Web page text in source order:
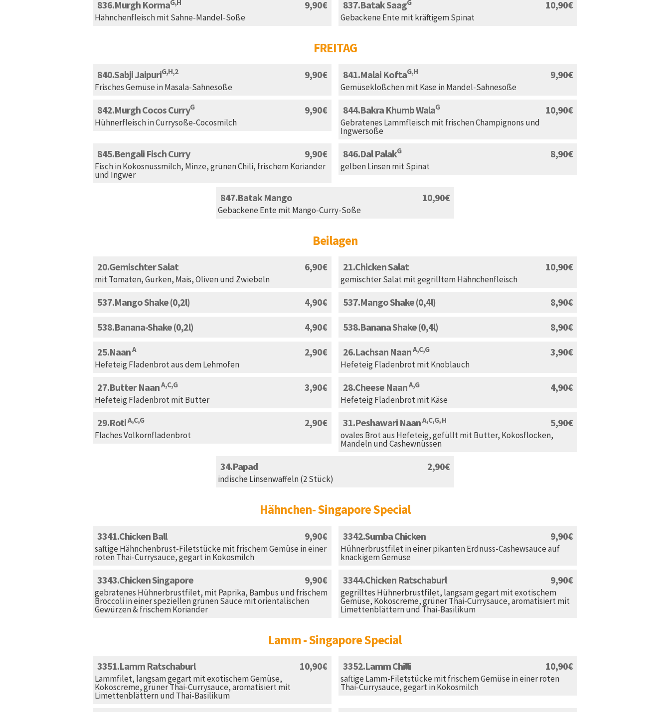
836 Murgh KormaG,H 9,90
Hähnchenfleisch mit Sahne-Mandel-Soße
837 Batak SaagG 10,90
Gebackene Ente mit kräftigem Spinat
FREITAG
840Sabji JaipuriG,H,2 9,90
Frisches Gemüse in Masala-Sahnesoße
841 Malai KoftaG,H 9,90
Gemüseklößchen mit Käse in Mandel-Sahnesoße
842 Murgh Cocos CurryG 9,90
Hühnerfleisch in Currysoße-Cocosmilch
844 Bakra Khumb WalaG 10,90
Gebratenes Lammfleisch mit frischen Champignons und
Ingwersoße
845 Bengali Fisch Curry 9,90
Fisch in Kokosnussmilch, Minze, grünen Chili, frischem Koriander
und Ingwer
846 Dal PalakG 8,90
gelben Linsen mit Spinat
847Batak Mango 10,90
Gebackene Ente mit Mango-Curry-Soße
Beilagen
20 Gemischter Salat 6,90
mit Tomaten, Gurken, Mais, Oliven und Zwiebeln
21 Chicken Salat 10,90
gemischter Salat mit gegrilltem Hähnchenfleisch
537 Mango Shake (0,2l) 4,90 537 Mango Shake (0,4l)
8,90
538 Banana-Shake (0,2l) 4,90 538 Banana Shake (0,4l)
8,90
25 NaanA 2,90
Hefeteig Fladenbrot aus dem Lehmofen
26 Lachsan NaanA,C,G 3,90
Hefeteig Fladenbrot mit Knoblauch
27 Butter NaanA,C,G 3,90
Hefeteig Fladenbrot mit Butter
28 Cheese NaanA,G 4,90
Hefeteig Fladenbrot mit Käse
29 RotiA,C,G 2,90
Flaches Volkornfladenbrot
31 Peshawari NaanA,C,G, H 5,90
ovales Brot aus Hefeteig, gefüllt mit Butter, Kokosflocken,
Mandeln und Cashewnüssen
34Papad 2,90
indische Linsenwaffeln (2 Stück)
Hähnchen- Singapore Special
3341 Chicken Ball 9,90
saftige Hähnchenbrust-Filetstücke mit frischem Gemüse in einer
roten Thai-Currysauce, gegart in Kokosmilch
3342Sumba Chicken 9,90
Hühnerbrustfilet in einer pikanten Erdnuss-Cashewsauce auf
knackigem Gemüse
3343 Chicken Singapore 9,90
gebratenes Hühnerbrustfilet, mit Paprika, Bambus und frischem
Broccoli in einer speziellen grünen Sauce mit orientalischen
Gewürzen & frischem Koriander
3344 Chicken Ratschaburl 9,90
gegrilltes Hühnerbrustfilet, langsam gegart mit exotischem
Gemüse, Kokoscreme, grüner Thai-Currysauce, aromatisiert mit
Limettenblättern und Thai-Basilikum
Lamm - Singapore Special
3351 Lamm Ratschaburl 10,90
Lammfilet, langsam gegart mit exotischem Gemüse,
Kokoscreme, grüner Thai-Currysauce, aromatisiert mit
Limettenblättern und Thai-Basilikum
3352 Lamm Chilli 10,90
saftige Lamm-Filetstücke mit frischem Gemüse in einer roten
Thai-Currysauce, gegart in Kokosmilch